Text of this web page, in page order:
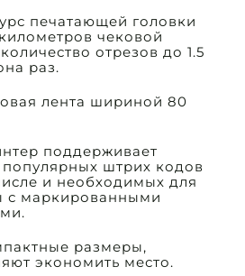
печатающей головки
чековой
отрезов до 1.5
раз.
лента шириной 80
поддерживает
популярных штрих кодов
и необходимых для
с маркированными
размеры,
экономить место.